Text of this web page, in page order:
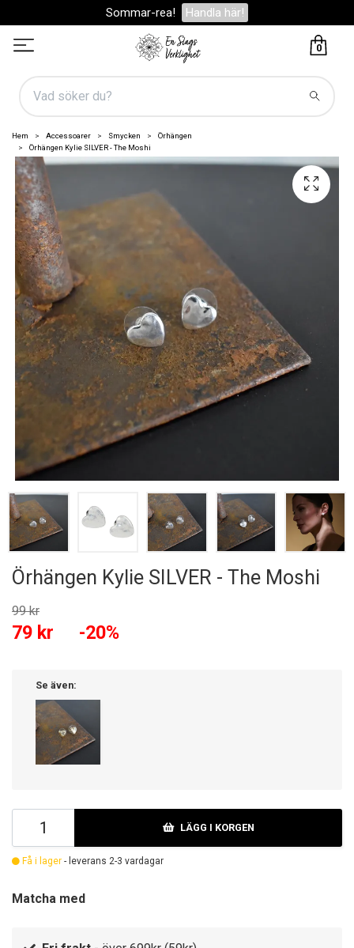
Sommar-rea! Handla här!
0
Hem Accessoarer Smycken
Örhängen
Örhängen Kylie SILVER - The Moshi
Örhängen Kylie SILVER - The Moshi
99 kr
79 kr -20%
Se även:
LÄGG I KORGEN
Få i lager - leverans 2-3 vardagar
Matcha med